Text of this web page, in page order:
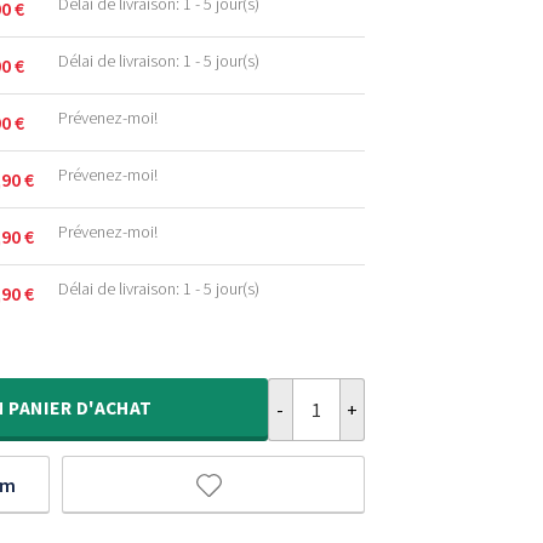
€
€ Délai de livraison: 1 - 5 jour(s)
€ Prévenez-moi!
€ Prévenez-moi!
€ Prévenez-moi!
€ Délai de livraison: 1 - 5 jour(s)
PANIER D'ACHAT